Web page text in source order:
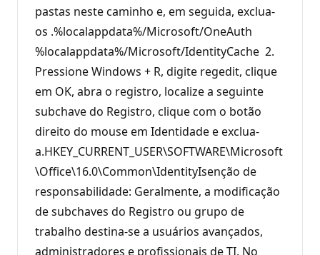
pastas neste caminho e, em seguida, exclua-
os .%localappdata%/Microsoft/OneAuth
%localappdata%/Microsoft/IdentityCache 2.
Pressione Windows + R, digite regedit, clique
em OK, abra o registro, localize a seguinte
subchave do Registro, clique com o botão
direito do mouse em Identidade e exclua-
a.HKEY_CURRENT_USER\SOFTWARE\Microsoft
\Office\16.0\Common\IdentityIsenção de
responsabilidade: Geralmente, a modificação
de subchaves do Registro ou grupo de
trabalho destina-se a usuários avançados,
administradores e profissionais de TI. No